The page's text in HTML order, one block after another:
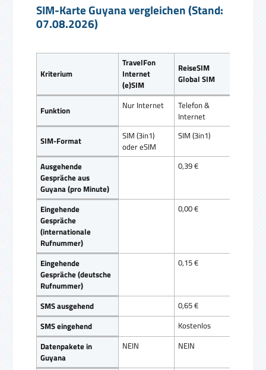
SIM-Karte Guyana vergleichen (Stand:
07.08.2026)
Kriterium
TravelFon
Internet
(e)SIM
ReiseSIM
Global SIM
Funktion Nur Internet
Telefon &
Internet
SIM-Format
SIM (3in1)
oder eSIM
SIM (3in1)
Ausgehende
Gespräche aus
Guyana (pro Minute)
0,39 €
Eingehende
Gespräche
(internationale
Rufnummer)
0,00 €
Eingehende
Gespräche (deutsche
Rufnummer)
0,15 €
SMS ausgehend
0,65 €
SMS eingehend
Kostenlos
Datenpakete in
Guyana
NEIN NEIN